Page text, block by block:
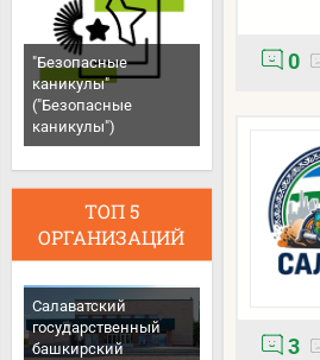
"Безопасные
каникулы"
("Безопасные
каникулы")
ТОП 5
ОРГАНИЗАЦИЙ
Салаватский
государственный
башкирский
0
3